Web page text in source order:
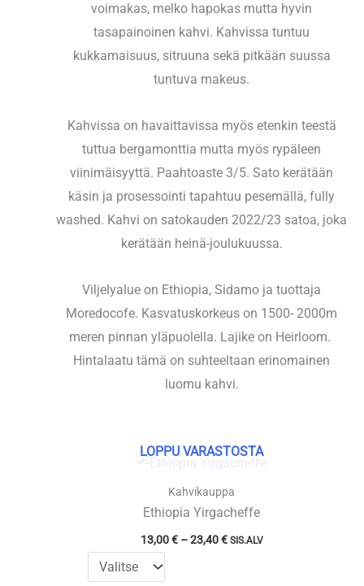
voimakas, melko hapokas mutta hyvin
tasapainoinen kahvi. Kahvissa tuntuu
kukkamaisuus, sitruuna sekä pitkään suussa
tuntuva makeus.
Kahvissa on havaittavissa myös etenkin teestä
tuttua bergamonttia mutta myös rypäleen
viinimäisyyttä. Paahtoaste 3/5. Sato kerätään
käsin ja prosessointi tapahtuu pesemällä, fully
washed. Kahvi on satokauden 2022/23 satoa, joka
kerätään heinä-joulukuussa.
Viljelyalue on Ethiopia, Sidamo ja tuottaja
Moredocofe. Kasvatuskorkeus on 1500- 2000m
meren pinnan yläpuolella. Lajike on Heirloom.
Hintalaatu tämä on suhteeltaan erinomainen
luomu kahvi.
LOPPU VARASTOSTA
Kahvikauppa
Ethiopia Yirgacheffe
13,00€ – 23,40€Hintaluokka:
13,00 €
SIS.ALV